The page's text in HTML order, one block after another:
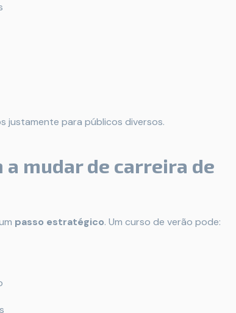
justamente para públicos diversos.
a mudar de carreira de
passo estratégico. Um curso de verão pode: